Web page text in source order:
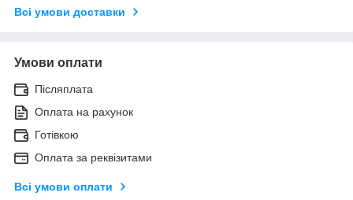
Всі умови доставки
Умови оплати
Післяплата
Оплата на рахунок
Готівкою
Оплата за реквізитами
Всі умови оплати